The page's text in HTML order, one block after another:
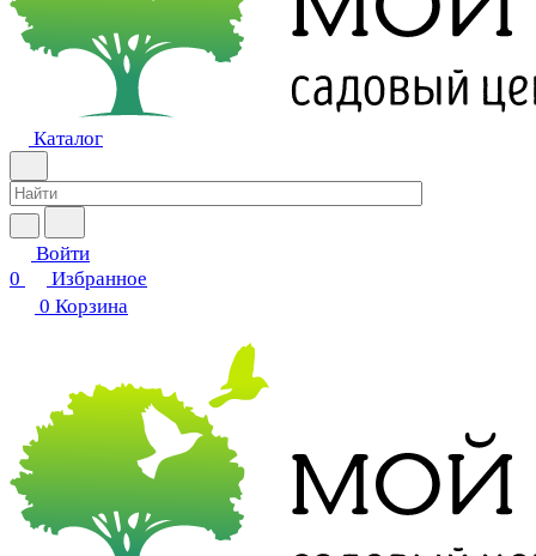
Каталог
Войти
0
Избранное
0 Корзина